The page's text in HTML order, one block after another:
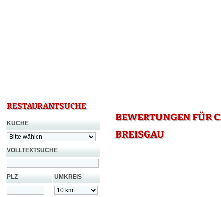
RESTAURANTSUCHE
KÜCHE
VOLLTEXTSUCHE
PLZ UMKREIS
BEWERTUNGEN FÜR
BREISGAU